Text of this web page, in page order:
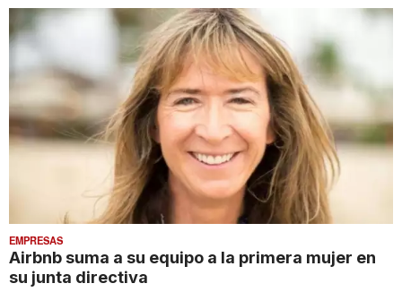
EMPRESAS
Airbnb suma a su equipo a la primera mujer en
su junta directiva